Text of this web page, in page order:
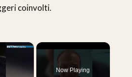
coinvolti.
×
Now Playing